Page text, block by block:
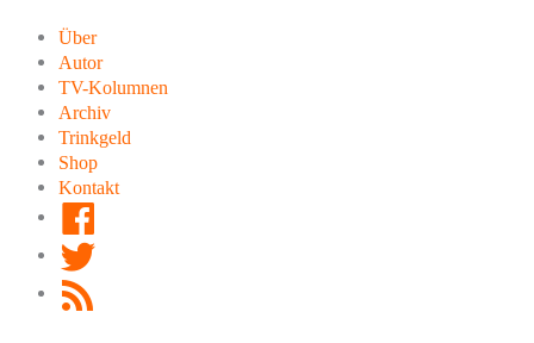
Inhalt
springen
Über
Autor
TV-Kolumnen
Archiv
Trinkgeld
Shop
Kontakt